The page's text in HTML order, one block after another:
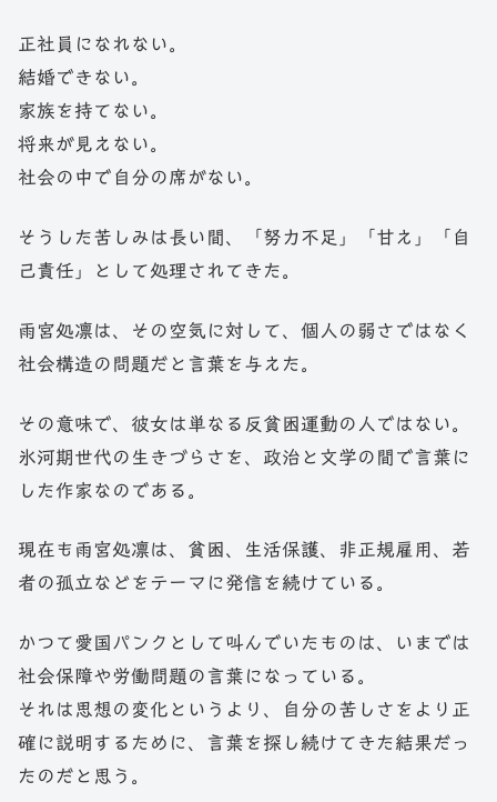
正社員になれない。
結婚できない。
家族を持てない。
将来が見えない。
社会の中で自分の席がない。
そうした苦しみは長い間、「努力不足」「甘え」「自
己責任」として処理されてきた。
雨宮処凛は、その空気に対して、個人の弱さではなく
社会構造の問題だと言葉を与えた。
その意味で、彼女は単なる反貧困運動の人ではない。
氷河期世代の生きづらさを、政治と文学の間で言葉に
した作家なのである。
現在も雨宮処凛は、貧困、生活保護、非正規雇用、若
者の孤立などをテーマに発信を続けている。
かつて愛国パンクとして叫んでいたものは、いまでは
社会保障や労働問題の言葉になっている。
それは思想の変化というより、自分の苦しさをより正
確に説明するために、言葉を探し続けてきた結果だっ
たのだと思う。